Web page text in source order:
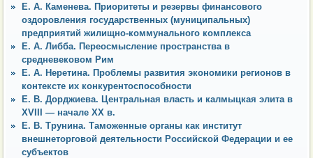
Е. А. Каменева. Приоритеты и резервы финансового
оздоровления государственных (муниципальных)
предприятий жилищно-коммунального комплекса
Е. А. Либба. Переосмысление пространства в
средневековом Рим
Е. А. Неретина. Проблемы развития экономики регионов в
контексте их конкурентоспособности
Е. В. Дорджиева. Центральная власть и калмыцкая элита в
XVIII — начале XX в.
Е. В. Трунина. Таможенные органы как институт
внешнеторговой деятельности Российской Федерации и ее
субъектов